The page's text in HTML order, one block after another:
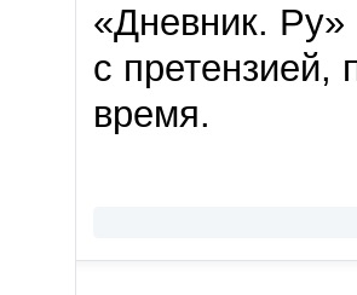
«Дневник.
с претензией,
время.